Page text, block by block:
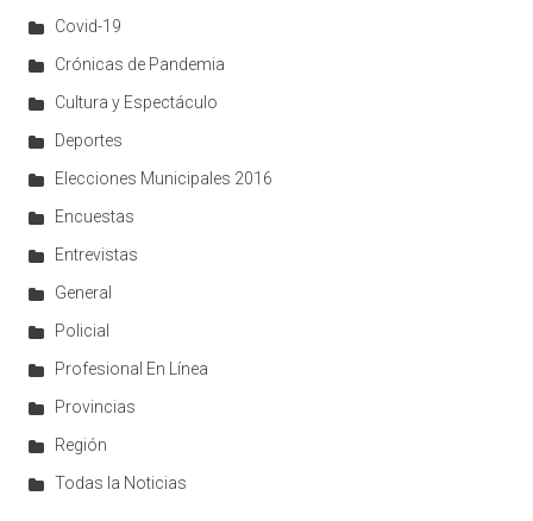
Covid-19
Crónicas de Pandemia
Cultura y Espectáculo
Deportes
Elecciones Municipales 2016
Encuestas
Entrevistas
General
Policial
Profesional En Línea
Provincias
Región
Todas la Noticias